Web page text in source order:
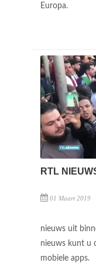
Europa.
RTL
01 Maart 2019
nieuws uit
nieuws kunt u
mobiele apps.